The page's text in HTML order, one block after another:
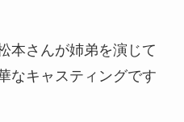
本さんが姉弟を演じて
なキャスティングです